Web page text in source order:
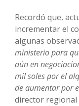
Recordó que,
incrementar el
algunas
ministerio para
aún en
mil soles por el
de aumentar por
director regional